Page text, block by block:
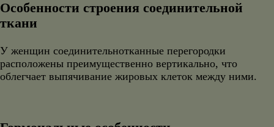
Особенности строения соединительной
ткани
У женщин соединительнотканные перегородки
расположены преимущественно вертикально, что
облегчает выпячивание жировых клеток между ними.